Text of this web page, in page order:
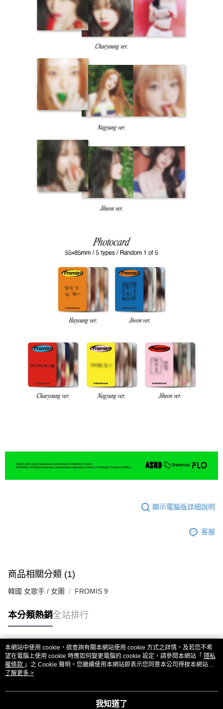
顯示電腦版詳細說明
客服
商品相關分類 (1)
韓國 女歌手 / 女團 FROMIS 9
本分類熱銷全站排行
熱門標籤
本網站中使用 cookie，欲查詢有關本網站使用 cookie 方式之詳情，及若您不希
望在電腦上使用 cookie 時應如何變更電腦的 cookie 設定，請參閱本網站「 隱私
權條款 」之 Cookie 聲明。您繼續使用本網站即表示您同意本公司得按本網站使
用條款之 Cookie 聲明使用 cookie。
了解更多 >
我知道了